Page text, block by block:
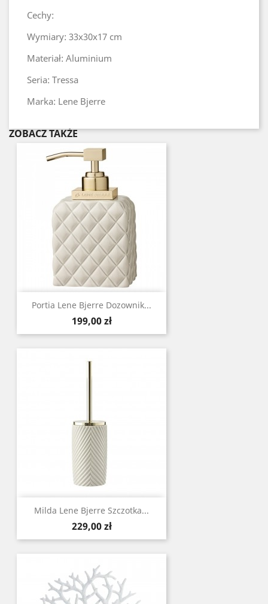
Cechy:
Wymiary: 33x30x17 cm
Materiał: Aluminium
Seria: Tressa
Marka: Lene Bjerre
ZOBACZ TAKŻE
Portia Lene Bjerre Dozownik...
Cena
199,00 zł
Milda Lene Bjerre Szczotka...
Cena
229,00 zł